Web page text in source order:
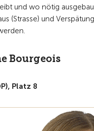
und wo nötig
(Strasse) und
Bourgeois
Platz 8